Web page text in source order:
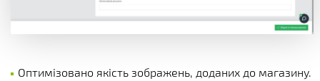
Оптимізовано якість зображень, доданих до магазину.